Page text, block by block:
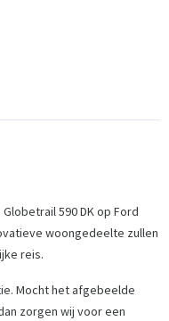
590 DK op Ford
woongedeelte zullen
reis.
Mocht het afgebeelde
zorgen wij voor een